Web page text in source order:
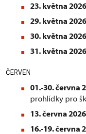
23. května
29. května 2026
30. května 2026
31. května 2026
ČERVEN
01.-30. června
prohlídky pro
13. června 2026
16.-19. června